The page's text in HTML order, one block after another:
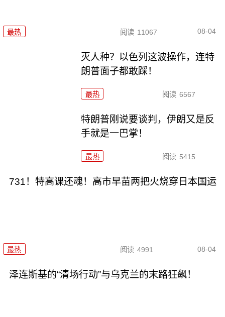
最热 阅读 11067 08-04
灭人种？以色列这波操作，连特
朗普面子都敢踩！
最热 阅读 6567
特朗普刚说要谈判，伊朗又是反
手就是一巴掌！
最热 阅读 5415
731！特高课还魂！高市早苗两把火烧穿日本国运
最热 阅读 4991 08-04
泽连斯基的“清场行动”与乌克兰的末路狂飙！